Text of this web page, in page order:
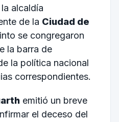
alcaldía
de la Ciudad de
se congregaron
la barra de
la política nacional
correspondientes.
emitió un breve
el deceso del